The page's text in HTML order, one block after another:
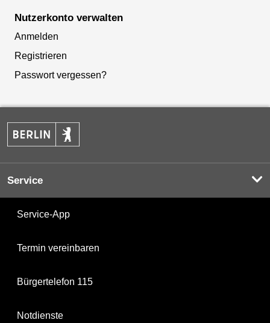
Nutzerkonto verwalten
Anmelden
Registrieren
Passwort vergessen?
Service
Service-App
Termin vereinbaren
Bürgertelefon 115
Notdienste